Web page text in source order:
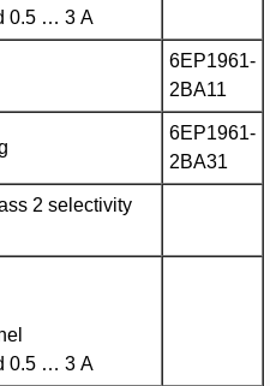
0.5 … 3 A
6EP1961-
2BA11
6EP1961-
2BA31
2 selectivity
0.5 … 3 A